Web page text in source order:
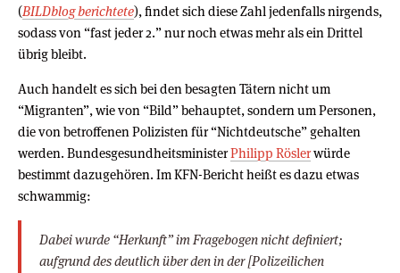
(BILDblog berichtete), findet sich diese Zahl jedenfalls nirgends,
sodass von “fast jeder 2.” nur noch etwas mehr als ein Drittel
übrig bleibt.
Auch handelt es sich bei den besagten Tätern nicht um
“Migranten”, wie von “Bild” behauptet, sondern um Personen,
die von betroffenen Polizisten für “Nichtdeutsche” gehalten
werden. BundesgesundheitsministerPhilipp Röslerwürde
bestimmt dazugehören. Im KFN-Bericht heißt es dazu etwas
schwammig:
Dabei wurde “Herkunft” im Fragebogen nicht definiert;
aufgrund des deutlich über den in der [Polizeilichen